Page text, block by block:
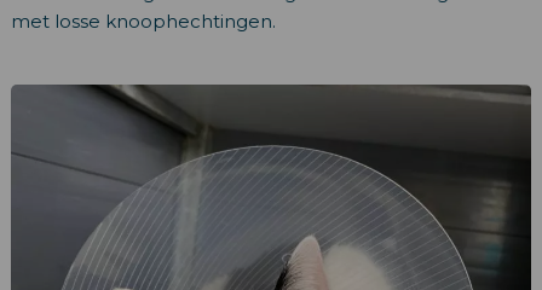
met losse knoophechtingen.